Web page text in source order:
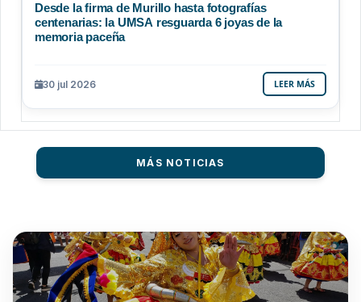
Desde la firma de Murillo hasta fotografías
centenarias: la UMSA resguarda 6 joyas de la
memoria paceña
30 jul 2026 LEER MÁS
MÁS NOTICIAS